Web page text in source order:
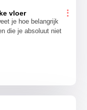
vloer
je hoe belangrijk
die je absoluut niet